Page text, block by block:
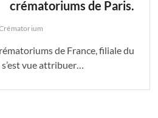
crématoriums de Paris.
de France, filiale du
vue attribuer…